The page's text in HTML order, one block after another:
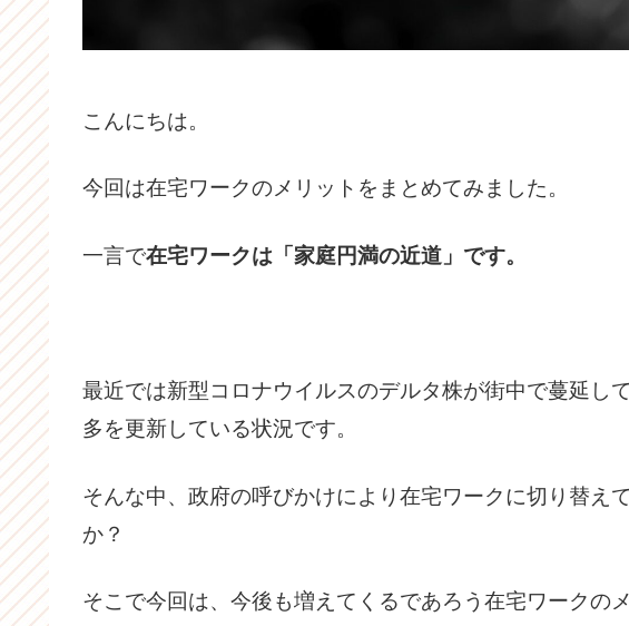
こんにちは。
今回は在宅ワークのメリットをまとめてみました。
一言で在宅ワークは「家庭円満の近道」です。
最近では新型コロナウイルスのデルタ株が街中で蔓延し
多を更新している状況です。
そんな中、政府の呼びかけにより在宅ワークに切り替え
か？
そこで今回は、今後も増えてくるであろう在宅ワークの